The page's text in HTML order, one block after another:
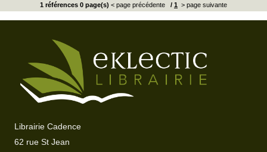
1 références 0 page(s) < page précédente / 1 > page suivante
Librairie Cadence
62 rue St Jean